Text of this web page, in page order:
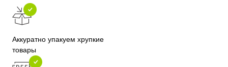
Аккуратно упакуем хрупкие
товары